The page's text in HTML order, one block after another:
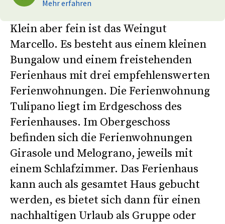
Mehr erfahren
Klein aber fein ist das Weingut
Marcello. Es besteht aus einem kleinen
Bungalow und einem freistehenden
Ferienhaus mit drei empfehlenswerten
Ferienwohnungen. Die Ferienwohnung
Tulipano liegt im Erdgeschoss des
Ferienhauses. Im Obergeschoss
befinden sich die Ferienwohnungen
Girasole und Melograno, jeweils mit
einem Schlafzimmer. Das Ferienhaus
kann auch als gesamtet Haus gebucht
werden, es bietet sich dann für einen
nachhaltigen Urlaub als Gruppe oder